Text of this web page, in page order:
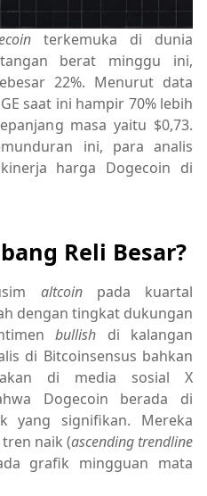
terkemuka di dunia
berat minggu ini,
22%. Menurut data
saat ini hampir 70% lebih
masa yaitu $0,73.
ini, para analis
harga Dogecoin di
Reli Besar?
altcoinpada kuartal
dengan tingkat dukungan
bullish di kalangan
di Bitcoinsensus bahkan
di media sosial X
Dogecoin berada di
yang signifikan. Mereka
naik (ascending trendline
grafik mingguan mata